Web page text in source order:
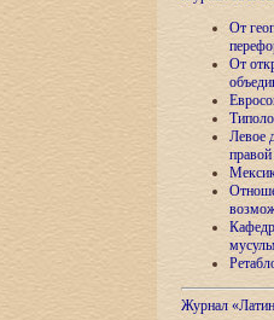
От
От
Левое
Журнал